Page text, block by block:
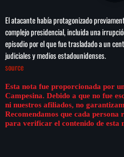
play_arrow LA CAMPESINA 104.5 FM
play_arrow LA CAMPESINA GEORGIA
INICIO
El atacante había protagonizado
complejo presidencial, incluida una
episodio por el que fue trasladado a un
judiciales y medios estadounidenses.
source
Esta nota fue proporcionada por
Campesina. Debido a que no fue
ni nuestros afiliados, no
Recomendamos que cada
para verificar el contenido de esta